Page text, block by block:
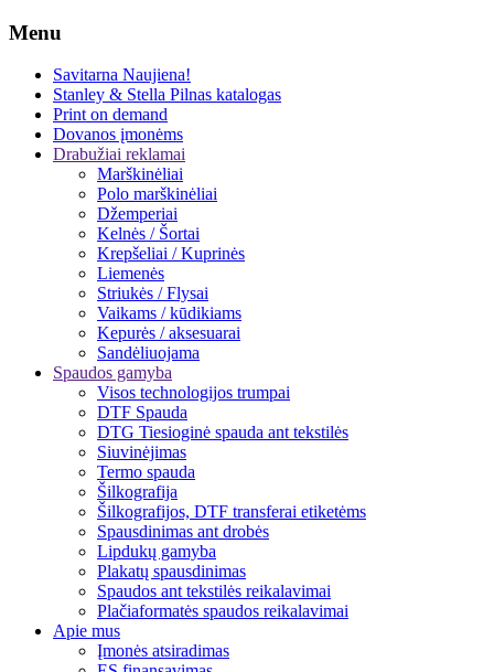
Menu
Savitarna Naujiena!
Stanley & Stella Pilnas katalogas
Print on demand
Dovanos įmonėms
Drabužiai reklamai
Marškinėliai
Polo marškinėliai
Džemperiai
Kelnės / Šortai
Krepšeliai / Kuprinės
Liemenės
Striukės / Flysai
Vaikams / kūdikiams
Kepurės / aksesuarai
Sandėliuojama
Spaudos gamyba
Visos technologijos trumpai
DTF Spauda
DTG Tiesioginė spauda ant tekstilės
Siuvinėjimas
Termo spauda
Šilkografija
Šilkografijos, DTF transferai etiketėms
Spausdinimas ant drobės
Lipdukų gamyba
Plakatų spausdinimas
Spaudos ant tekstilės reikalavimai
Plačiaformatės spaudos reikalavimai
Apie mus
Įmonės atsiradimas